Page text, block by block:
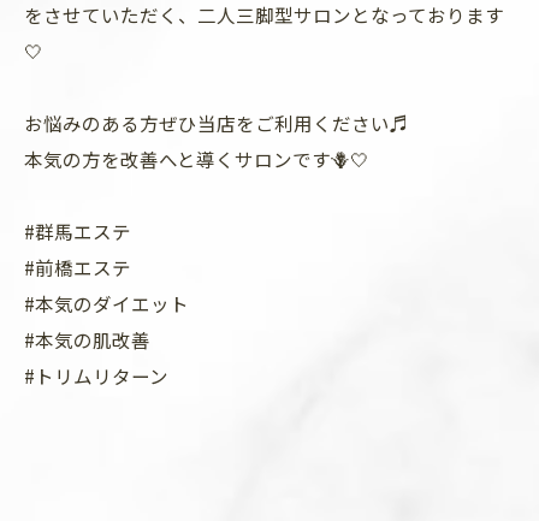
をさせていただく、二人三脚型サロンとなっております
🤍
お悩みのある方ぜひ当店をご利用ください♬
本気の方を改善へと導くサロンです🪻🤍
#群馬エステ
#前橋エステ
#本気のダイエット
#本気の肌改善
#トリムリターン